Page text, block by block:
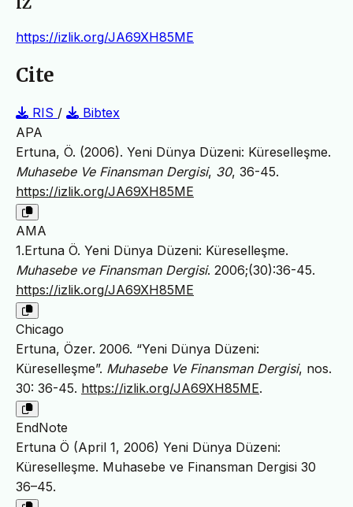
https://izlik.org/JA69XH85ME
Cite
RIS /
Bibtex
APA
Ertuna, Ö. (2006). Yeni Dünya Düzeni: Küreselleşme.
Muhasebe Ve Finansman Dergisi, 30, 36-45.
https://izlik.org/JA69XH85ME
AMA
1.Ertuna Ö. Yeni Dünya Düzeni: Küreselleşme.
Muhasebe ve Finansman Dergisi. 2006;(30):36-45.
https://izlik.org/JA69XH85ME
Chicago
Ertuna, Özer. 2006. “Yeni Dünya Düzeni:
Küreselleşme”. Muhasebe Ve Finansman Dergisi, nos.
30: 36-45. https://izlik.org/JA69XH85ME.
EndNote
Ertuna Ö (April 1, 2006) Yeni Dünya Düzeni:
Küreselleşme. Muhasebe ve Finansman Dergisi 30
36–45.